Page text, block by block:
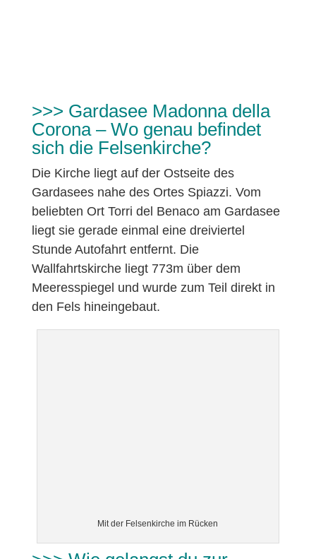
>>> Gardasee Madonna della
Corona – Wo genau befindet
sich die Felsenkirche?
Die Kirche liegt auf der Ostseite des
Gardasees nahe des Ortes Spiazzi. Vom
beliebten Ort Torri del Benaco am Gardasee
liegt sie gerade einmal eine dreiviertel
Stunde Autofahrt entfernt. Die
Wallfahrtskirche liegt 773m über dem
Meeresspiegel und wurde zum Teil direkt in
den Fels hineingebaut.
Mit der Felsenkirche im Rücken